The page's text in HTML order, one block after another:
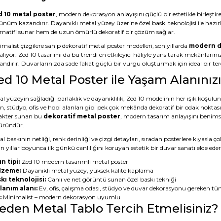
10 metal poster, modern dekorasyon anlayışını güçlü bir estetikle
kazandırır. Dayanıklı metal yüzey üzerine özel baskı teknolojisi ile
sunar hem de uzun ömürlü dekoratif bir çözüm sağlar.
çizgilere sahip dekoratif metal poster modelleri, son yıllarda modern
Zed 10 tasarımı da bu trendi en etkileyici hâliyle yansıtarak
Duvarlarınızda sade fakat güçlü bir vurgu oluşturmak için ideal bir
10 Metal Poster ile Yaşam
yüzeyin sağladığı parlaklık ve dayanıklılık, Zed 10 modelinin her ışık
stüdyo, ofis ve hobi alanları gibi pek çok mekânda dekoratif bir odak
sunan bu dekoratif metal poster, modern tasarım anlayışını
baskının netliği, renk derinliği ve çizgi detayları, sıradan posterlere kıyasla
yıllar boyunca ilk günkü canlılığını koruyan estetik bir duvar sanatı elde
tipi:Zed 10 modern tasarımlı metal poster
Dayanıklı metal yüzey, yüksek kalite kaplama
teknolojisi:Canlı ve net görüntü sunan özel baskı tekniği
alanı:Ev, ofis, çalışma odası, stüdyo ve duvar dekorasyonu gereken
Minimalist – modern dekorasyon uyumlu
Metal Tablo Tercih Etmelisiniz?